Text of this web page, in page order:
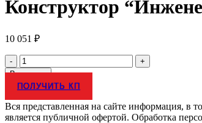
Конструктор
10 051 ₽
Количество
товара
Конструктор
"Инженер"
Fischertechnik
Junior
В корзину
ПОЛУЧИТЬ КП
Вся представленная на сайте информация, в
является публичной офертой. Обработка